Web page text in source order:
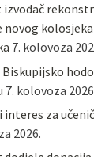
izvođač
novog
7. kolovoza
Biskupijsko
7. kolovoza
interes za
2026.